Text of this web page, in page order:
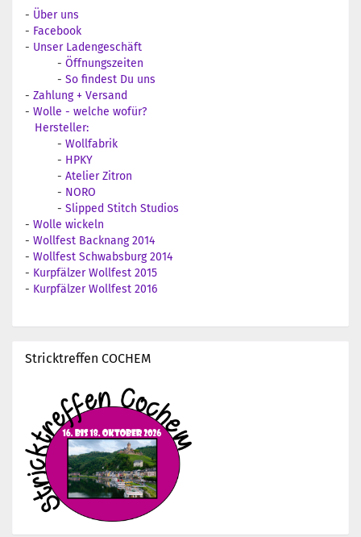
- Über uns
- Facebook
- Unser Ladengeschäft
- Öffnungszeiten
- So findest Du uns
- Zahlung + Versand
- Wolle - welche wofür?
Hersteller:
- Wollfabrik
- HPKY
- Atelier Zitron
- NORO
- Slipped Stitch Studios
- Wolle wickeln
- Wollfest Backnang 2014
- Wollfest Schwabsburg 2014
- Kurpfälzer Wollfest 2015
- Kurpfälzer Wollfest 2016
Stricktreffen COCHEM